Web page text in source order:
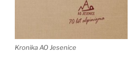
Kronika AO Jesenice